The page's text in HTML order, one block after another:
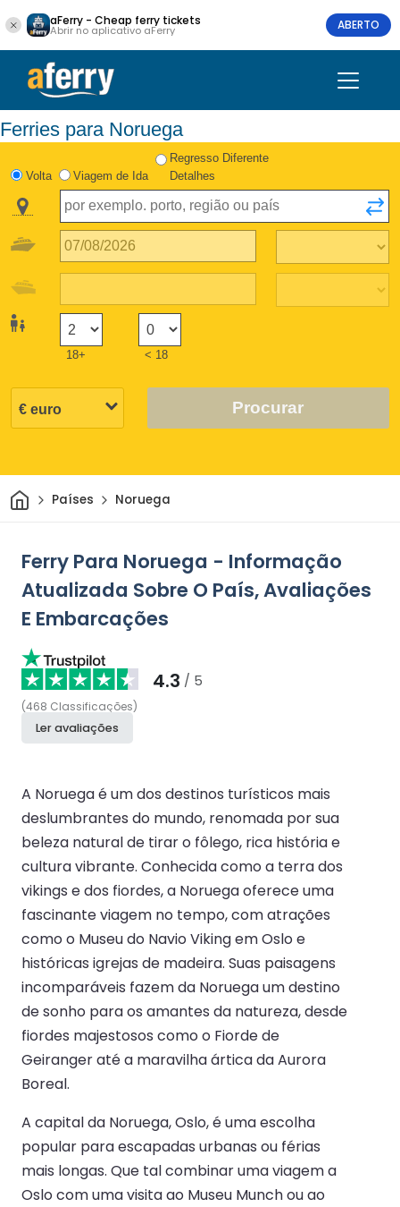
aFerry - Cheap ferry tickets
Abrir no aplicativo aFerry ABERTO
Ferries para Noruega
Volta Viagem de Ida
Regresso Diferente
Detalhes
18+ < 18
Procurar
CasaPaíses Noruega
Ferry Para Noruega - Informação
Atualizada Sobre O País, Avaliações
E Embarcações
4.3 / 5
(468 Classificações)
Ler avaliações
A Noruega é um dos destinos turísticos mais
deslumbrantes do mundo, renomada por sua
beleza natural de tirar o fôlego, rica história e
cultura vibrante. Conhecida como a terra dos
vikings e dos fiordes, a Noruega oferece uma
fascinante viagem no tempo, com atrações
como o Museu do Navio Viking em Oslo e
históricas igrejas de madeira. Suas paisagens
incomparáveis fazem da Noruega um destino
de sonho para os amantes da natureza, desde
fiordes majestosos como o Fiorde de
Geiranger até a maravilha ártica da Aurora
Boreal.
A capital da Noruega, Oslo, é uma escolha
popular para escapadas urbanas ou férias
mais longas. Que tal combinar uma viagem a
Oslo com uma visita ao Museu Munch ou ao